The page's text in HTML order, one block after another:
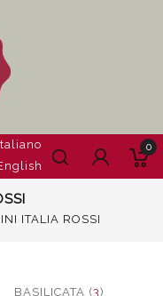
0
ITALIA ROSSI
BASILICATA (3)